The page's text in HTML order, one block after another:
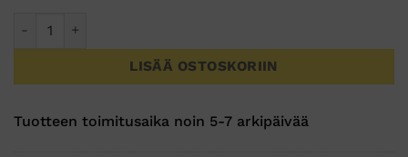
LISÄÄ OSTOSKORIIN
Tuotteen toimitusaika noin 5-7 arkipäivää